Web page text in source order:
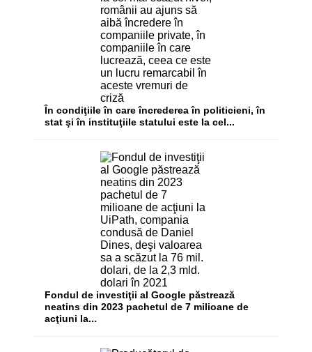
În condiţiile în care încrederea în politicieni, în
stat şi în instituţiile statului este la cel...
Fondul de investiţii al Google păstrează
neatins din 2023 pachetul de 7 milioane de
acţiuni la...